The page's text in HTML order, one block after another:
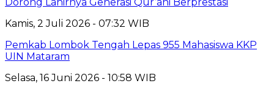
Kamis, 2 Juli 2026 - 07:32 WIB
Pemkab Lombok Tengah Lepas 955 Mahasiswa KKP
UIN Mataram
Selasa, 16 Juni 2026 - 10:58 WIB